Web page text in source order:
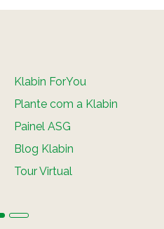
Klabin ForYou
Plante com a Klabin
Painel ASG
Blog Klabin
Tour Virtual